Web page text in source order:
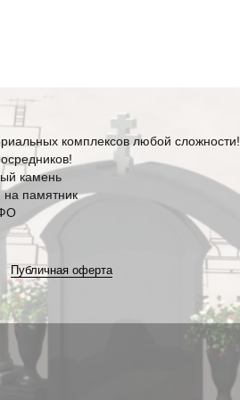
комплексов любой сложности!
камень
на памятник
Публичная оферта